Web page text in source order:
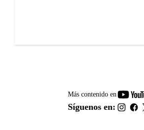
Más contenido en
Síguenos en: